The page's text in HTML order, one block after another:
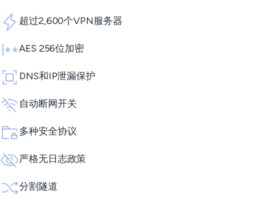
超过2,600个VPN服务器
AES 256位加密
DNS和IP泄漏保护
自动断网开关
多种安全协议
严格无日志政策
分割隧道